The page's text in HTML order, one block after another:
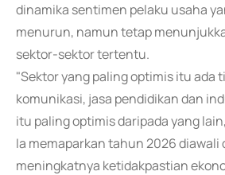
dinamika sentimen pelaku usaha
menurun, namun tetap
sektor-sektor tertentu.
"Sektor yang paling optimis itu ada
komunikasi, jasa pendidikan dan
itu paling optimis daripada yang
Ia memaparkan tahun 2026 diawali
meningkatnya ketidakpastian